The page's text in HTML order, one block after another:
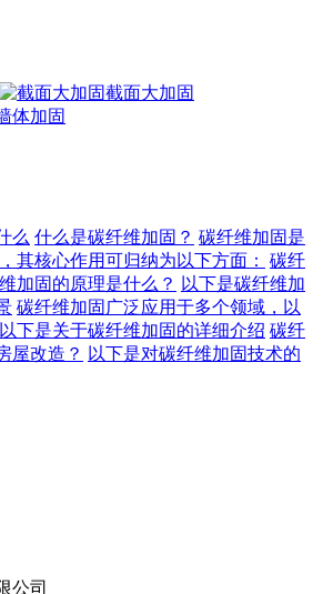
截面大加固
体加固
么 什么是碳纤维加固？ 碳纤维加固是
其核心作用可归纳为以下方面：
碳纤
加固的原理是什么？
以下是碳纤维加
碳纤维加固广泛应用于多个领域，以
以下是关于碳纤维加固的详细介绍 碳纤
屋改造？
以下是对碳纤维加固技术的
公司